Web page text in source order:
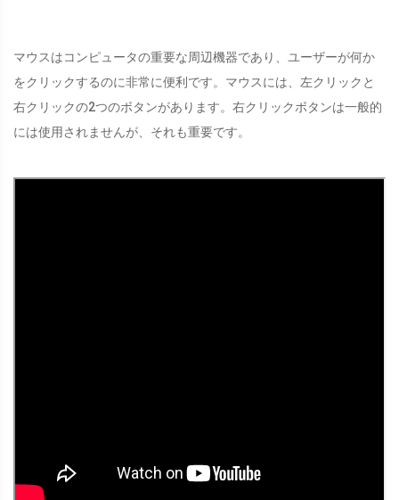
マウスはコンピュータの重要な周辺機器であり、ユーザーが何か
をクリックするのに非常に便利です。マウスには、左クリックと
右クリックの2つのボタンがあります。右クリックボタンは一般的
には使用されませんが、それも重要です。